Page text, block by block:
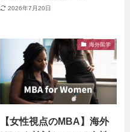
2026年7月20日
海外留学
【女性視点のMBA】海外